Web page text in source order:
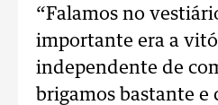
“Falamos no
importante era a
independente de
brigamos bastante e